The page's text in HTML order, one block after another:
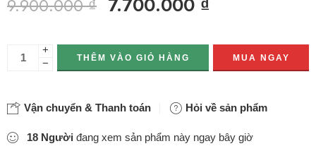
9.900.000₫
+
−
THÊM VÀO GIỎ HÀNG MUA NGAY
Vận chuyển & Thanh toán Hỏi về sản phẩm
18 Người đang xem sản phẩm này ngay bây giờ